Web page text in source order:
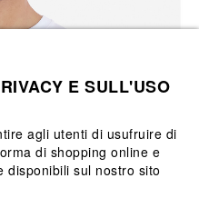
E SULL'USO
agli utenti di usufruire di
di shopping online e
disponibili sul nostro sito